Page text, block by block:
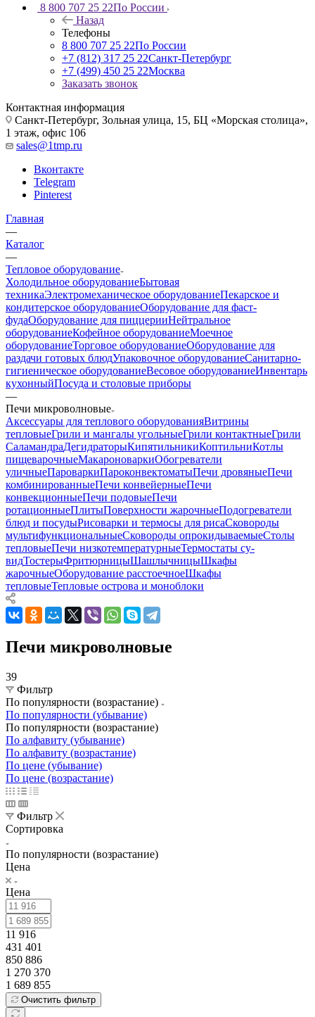
8 800 707 25 22По России
Назад
Телефоны
8 800 707 25 22По России
+7 (812) 317 25 22Санкт-Петербург
+7 (499) 450 25 22Москва
Заказать звонок
Контактная информация
Санкт-Петербург, Зольная улица, 15, БЦ «Морская столица»,
1 этаж, офис 106
sales@1tmp.ru
Вконтакте
Telegram
Pinterest
Главная
—
Каталог
—
Тепловое оборудование
Холодильное оборудованиеБытовая
техникаЭлектромеханическое оборудованиеПекарское и
кондитерское оборудованиеОборудование для фаст-
фудаОборудование для пиццерииНейтральное
оборудованиеКофейное оборудованиеМоечное
оборудованиеТорговое оборудованиеОборудование для
раздачи готовых блюдУпаковочное оборудованиеСанитарно-
гигиеническое оборудованиеВесовое оборудованиеИнвентарь
кухонныйПосуда и столовые приборы
—
Печи микроволновые
Аксессуары для теплового оборудованияВитрины
тепловыеГрили и мангалы угольныеГрили контактныеГрили
СаламандраДегидраторыКипятильникиКоптильниКотлы
пищеварочныеМакароноваркиОбогреватели
уличныеПароваркиПароконвектоматыПечи дровяныеПечи
комбинированныеПечи конвейерныеПечи
конвекционныеПечи подовыеПечи
ротационныеПлитыПоверхности жарочныеПодогреватели
блюд и посудыРисоварки и термосы для рисаСковороды
мультифункциональныеСковороды опрокидываемыеСтолы
тепловыеПечи низкотемпературныеТермостаты су-
видТостерыФритюрницыШашлычницыШкафы
жарочныеОборудование расстоечноеШкафы
тепловыеТепловые острова и моноблоки
Печи микроволновые
39
Фильтр
По популярности (возрастание)
По популярности (убывание)
По популярности (возрастание)
По алфавиту (убывание)
По алфавиту (возрастание)
По цене (убывание)
По цене (возрастание)
Фильтр
Сортировка
По популярности (возрастание)
Цена
Цена
11 916
431 401
850 886
1 270 370
1 689 855
Очистить фильтр